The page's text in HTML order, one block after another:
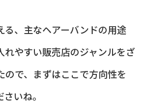
る、主なヘアーバンドの用途
れやすい販売店のジャンルをざ
ので、まずはここで方向性を
いね。